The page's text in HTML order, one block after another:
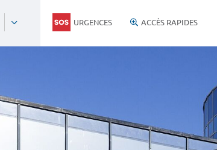
URGENCES ACCÈS RAPIDES